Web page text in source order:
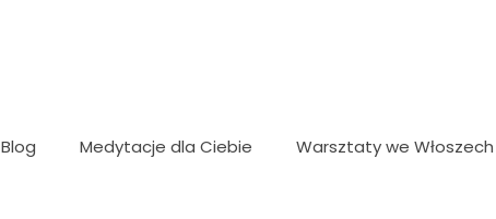
Blog Medytacje dla Ciebie Warsztaty we Włoszech